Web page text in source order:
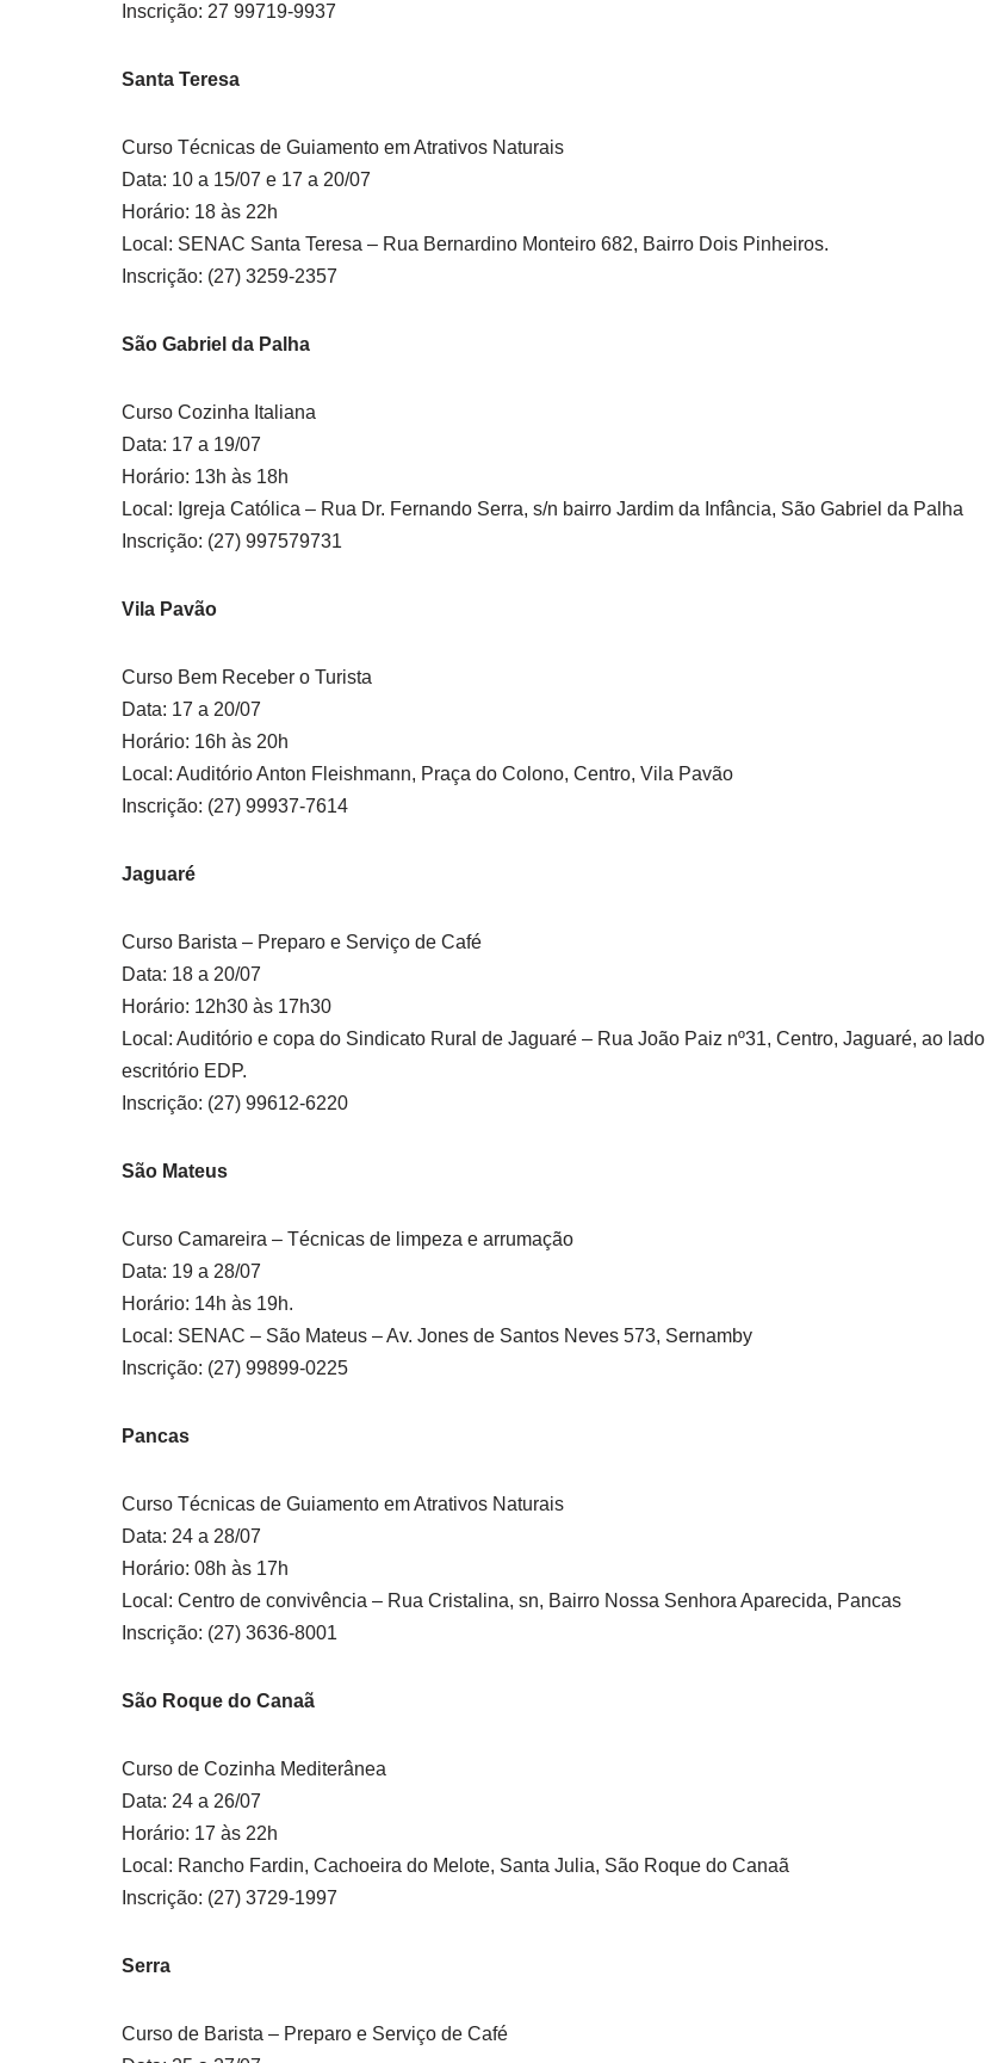
Inscrição: 27 99719-9937
Santa Teresa
Curso Técnicas de Guiamento em Atrativos Naturais
Data: 10 a 15/07 e 17 a 20/07
Horário: 18 às 22h
Local: SENAC Santa Teresa – Rua Bernardino Monteiro 682, Bairro Dois Pinheiros.
Inscrição: (27) 3259-2357
São Gabriel da Palha
Curso Cozinha Italiana
Data: 17 a 19/07
Horário: 13h às 18h
Local: Igreja Católica – Rua Dr. Fernando Serra, s/n bairro Jardim da Infância, São Gabriel da Palha
Inscrição: (27) 997579731
Vila Pavão
Curso Bem Receber o Turista
Data: 17 a 20/07
Horário: 16h às 20h
Local: Auditório Anton Fleishmann, Praça do Colono, Centro, Vila Pavão
Inscrição: (27) 99937-7614
Jaguaré
Curso Barista – Preparo e Serviço de Café
Data: 18 a 20/07
Horário: 12h30 às 17h30
Local: Auditório e copa do Sindicato Rural de Jaguaré – Rua João Paiz nº31, Centro, Jaguaré, ao lado
escritório EDP.
Inscrição: (27) 99612-6220
São Mateus
Curso Camareira – Técnicas de limpeza e arrumação
Data: 19 a 28/07
Horário: 14h às 19h.
Local: SENAC – São Mateus – Av. Jones de Santos Neves 573, Sernamby
Inscrição: (27) 99899-0225
Pancas
Curso Técnicas de Guiamento em Atrativos Naturais
Data: 24 a 28/07
Horário: 08h às 17h
Local: Centro de convivência – Rua Cristalina, sn, Bairro Nossa Senhora Aparecida, Pancas
Inscrição: (27) 3636-8001
São Roque do Canaã
Curso de Cozinha Mediterânea
Data: 24 a 26/07
Horário: 17 às 22h
Local: Rancho Fardin, Cachoeira do Melote, Santa Julia, São Roque do Canaã
Inscrição: (27) 3729-1997
Serra
Curso de Barista – Preparo e Serviço de Café